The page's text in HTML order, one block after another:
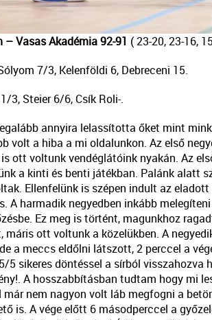
– Vasas Akadémia 92-91 ( 23-20, 23-16,
7/3, Kelenföldi 6, Debreceni 15.
3, Steier 6/6, Csík Roli-.
annyira lelassította őket mint
volt a hiba a mi oldalunkon. Az első
ott voltunk vendéglátóink nyakán. Az
a kinti és benti játékban. Palánk alatt
Ellenfelünk is szépen indult az
A harmadik negyedben inkább
Ez meg is történt, magunkhoz
ott voltunk a közelükben. A
a meccs eldőlni látszott, 2 perccel a
5 sikeres döntéssel a sírból
A hosszabbításban tudtam hogy mi
nem nagyon volt láb megfogni a
is. A vége előtt 6 másodperccel a